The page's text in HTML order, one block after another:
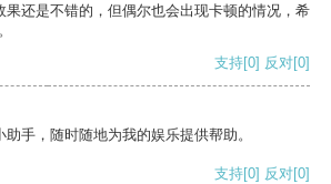
果还是不错的，但偶尔也会出现卡顿的情况，希
支持[0] 反对[0]
手，随时随地为我的娱乐提供帮助。
支持[0] 反对[0]